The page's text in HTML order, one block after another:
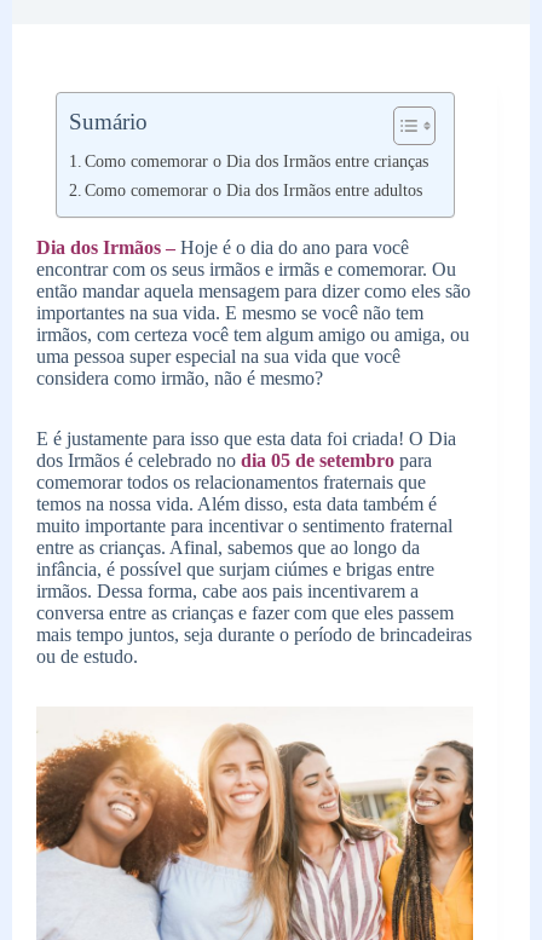
Sumário
Como comemorar o Dia dos Irmãos entre crianças
Como comemorar o Dia dos Irmãos entre adultos
Dia dos Irmãos – Hoje é o dia do ano para você
encontrar com os seus irmãos e irmãs e comemorar. Ou
então mandar aquela mensagem para dizer como eles são
importantes na sua vida. E mesmo se você não tem
irmãos, com certeza você tem algum amigo ou amiga, ou
uma pessoa super especial na sua vida que você
considera como irmão, não é mesmo?
E é justamente para isso que esta data foi criada! O Dia
dos Irmãos é celebrado no dia 05 de setembro para
comemorar todos os relacionamentos fraternais que
temos na nossa vida. Além disso, esta data também é
muito importante para incentivar o sentimento fraternal
entre as crianças. Afinal, sabemos que ao longo da
infância, é possível que surjam ciúmes e brigas entre
irmãos. Dessa forma, cabe aos pais incentivarem a
conversa entre as crianças e fazer com que eles passem
mais tempo juntos, seja durante o período de brincadeiras
ou de estudo.